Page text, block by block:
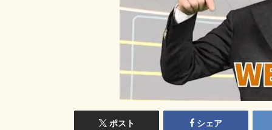
ポスト シェア